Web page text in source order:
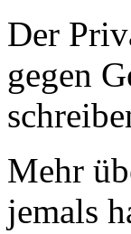
Der
gegen
Mehr
jemals